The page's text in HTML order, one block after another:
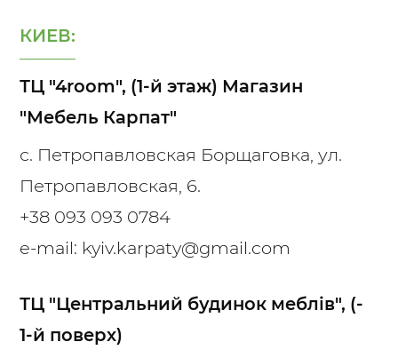
КИЕВ:
ТЦ "4room", (1-й этаж) Магазин
"Мебель Карпат"
с. Петропавловская Борщаговка, ул.
Петропавловская, 6.
+38 093 093 0784
e-mail: kyiv.karpaty@gmail.com
ТЦ "Центральний будинок меблів", (-
1-й поверх)